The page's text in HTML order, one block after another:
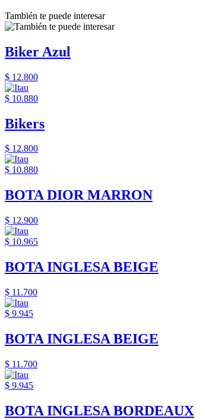
También te puede interesar
Biker Azul
$ 12.800
$ 10.880
Bikers
$ 12.800
$ 10.880
BOTA DIOR MARRON
$ 12.900
$ 10.965
BOTA INGLESA BEIGE
$ 11.700
$ 9.945
BOTA INGLESA BEIGE
$ 11.700
$ 9.945
BOTA INGLESA BORDEAUX